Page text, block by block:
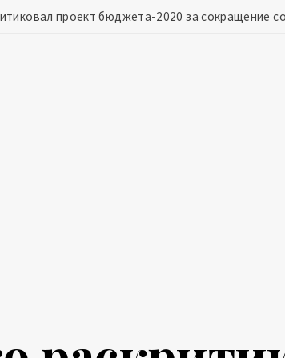
проект бюджета-2020 за сокращение